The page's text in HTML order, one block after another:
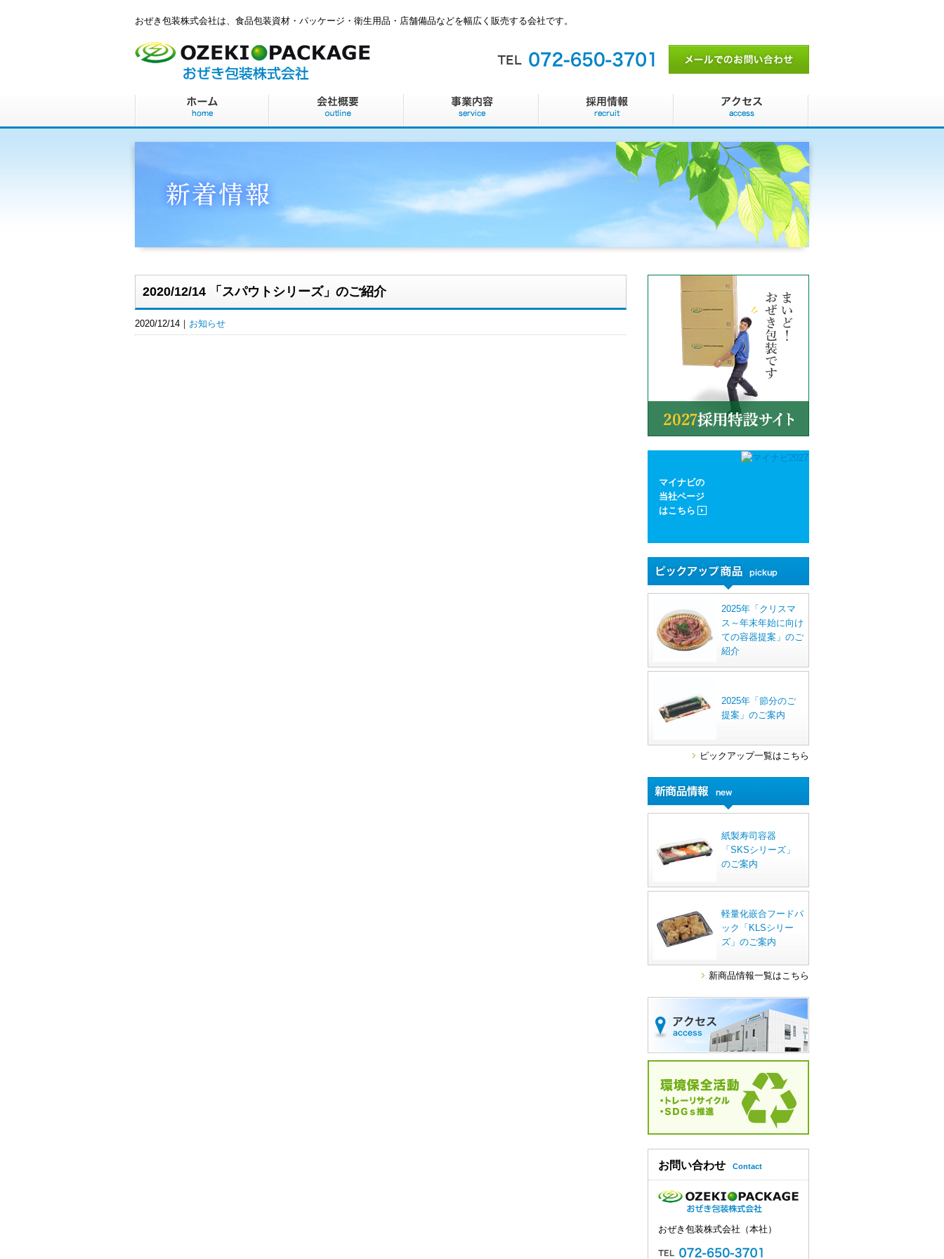
おぜき包装株式会社は、食品包装資材・パッケージ・衛生用品・店舗備品などを幅広く販売する会社です。
2020/12/14 「スパウトシリーズ」のご紹介
2020/12/14 お知らせ
マイナビの
当社ページ
はこちら
2025年「クリスマ
ス～年末年始に向け
ての容器提案」のご
紹介
2025年「節分のご
提案」のご案内
ピックアップ一覧はこちら
紙製寿司容器
「SKSシリーズ」
のご案内
軽量化嵌合フードパ
ック「KLSシリー
ズ」のご案内
新商品情報一覧はこちら
お問い合わせ Contact
おぜき包装株式会社（本社）